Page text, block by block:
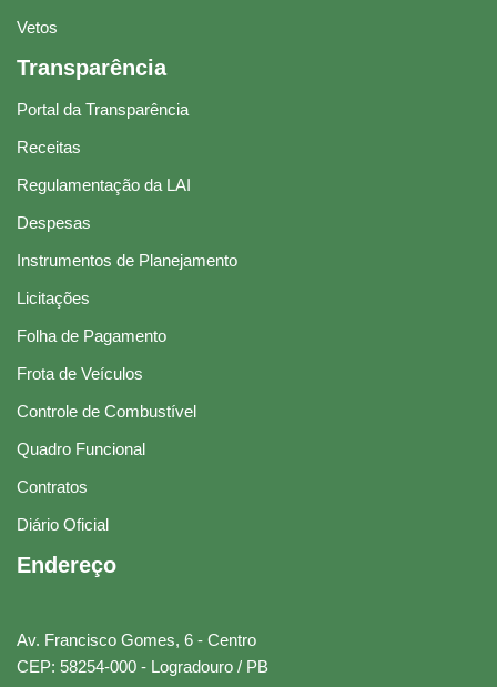
Vetos
Transparência
Portal da Transparência
Receitas
Regulamentação da LAI
Despesas
Instrumentos de Planejamento
Licitações
Folha de Pagamento
Frota de Veículos
Controle de Combustível
Quadro Funcional
Contratos
Diário Oficial
Endereço
Av. Francisco Gomes, 6 - Centro
CEP: 58254-000 - Logradouro / PB